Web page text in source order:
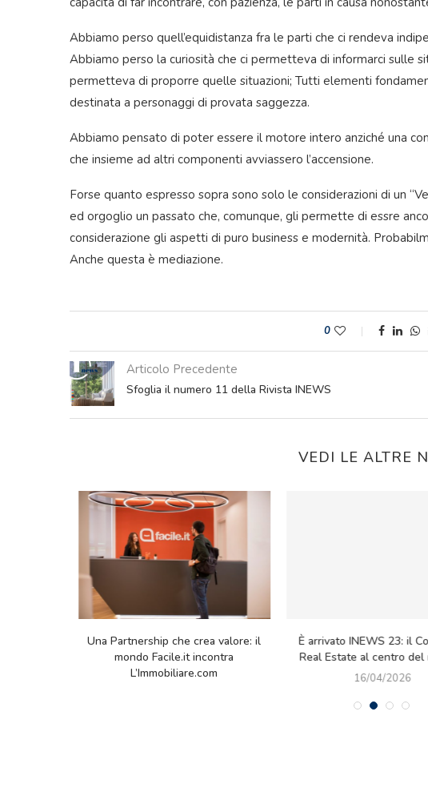
Abbiamo perso quell’equidistanza fra le parti che ci rendeva
Abbiamo perso la curiosità che ci permetteva di informarci sulle
permetteva di proporre quelle situazioni; Tutti elementi
destinata a personaggi di provata saggezza.
Abbiamo pensato di poter essere il motore intero anziché una
che insieme ad altri componenti avviassero l’accensione.
Forse quanto espresso sopra sono solo le considerazioni di un
ed orgoglio un passato che, comunque, gli permette di essre
considerazione gli aspetti di puro business e modernità.
Anche questa è mediazione.
0
Articolo Precedente
Sfoglia il numero 11 della Rivista INEWS
VEDI LE ALTRE
È arrivato INEWS 23: il Corporate
Real Estate al centro del nuovo...
16/04/2026
Cosa chiedono gli italiani
casa? Il trilocale in
11/11/2025